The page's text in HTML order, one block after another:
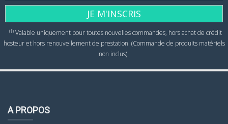
JE M'INSCRIS
(1)Valable uniquement pour toutes nouvelles commandes, hors achat de crédit
hosteur et hors renouvellement de prestation. (Commande de produits matériels
non inclus)
A PROPOS